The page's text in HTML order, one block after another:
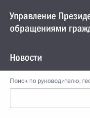
Управление
обращениями
Новости
Поиск по руководителю,